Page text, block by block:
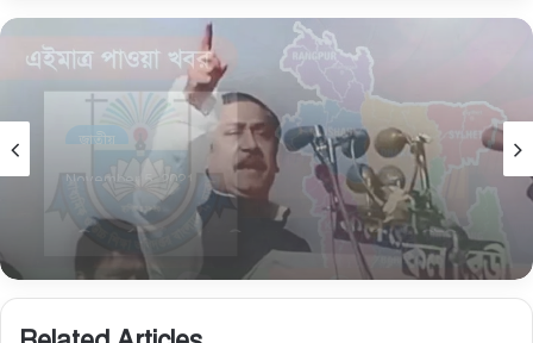
জাতীয়
August 28, 2021
The Golden Jubilee of Our Independence Day